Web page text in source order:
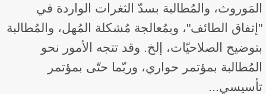
المَوروث، والمُطالبة بسدّ الثغرات الواردة في
"إتفاق الطائف"، وبمُعالجة مُشكلة المُهل، والمُطالبة
بتوضيح الصلاحيّات، إلخ. وقد تتجه الأمور نحو
المُطالبة بمؤتمر حواري، وربّما حتّى بمؤتمر
تأسيسي...